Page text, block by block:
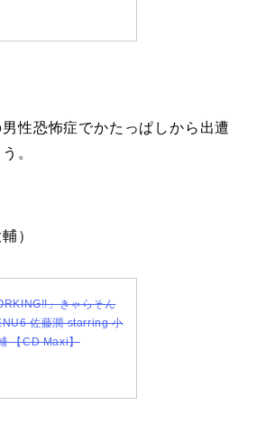
性恐怖症でかたっぱしから出遭
。
）
」きゃらそん
佐藤潤 starring 小
【CD Maxi】